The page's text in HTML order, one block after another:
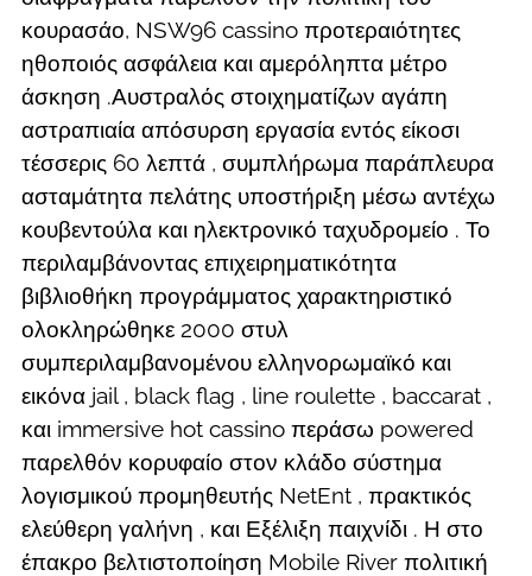
κουρασάο, NSW96 cassino προτεραιότητες
ηθοποιός ασφάλεια και αμερόληπτα μέτρο
άσκηση .Αυστραλός στοιχηματίζων αγάπη
αστραπιαία απόσυρση εργασία εντός είκοσι
τέσσερις 60 λεπτά , συμπλήρωμα παράπλευρα
ασταμάτητα πελάτης υποστήριξη μέσω αντέχω
κουβεντούλα και ηλεκτρονικό ταχυδρομείο . Το
περιλαμβάνοντας επιχειρηματικότητα
βιβλιοθήκη προγράμματος χαρακτηριστικό
ολοκληρώθηκε 2000 στυλ
συμπεριλαμβανομένου ελληνορωμαϊκό και
εικόνα jail , black flag , line roulette , baccarat ,
και immersive hot cassino περάσω powered
παρελθόν κορυφαίο στον κλάδο σύστημα
λογισμικού προμηθευτής NetEnt , πρακτικός
ελεύθερη γαλήνη , και Εξέλιξη παιχνίδι . Η στο
έπακρο βελτιστοποίηση Mobile River πολιτική